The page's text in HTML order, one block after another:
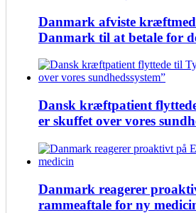
Danmark afviste
Danmark til at betale for
Dansk kræftpatient
er skuffet over vores
Danmark reagerer
rammeaftale for ny